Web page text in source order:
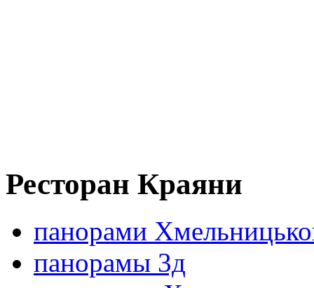
Ресторан Краяни
панорами
панорамы 3д